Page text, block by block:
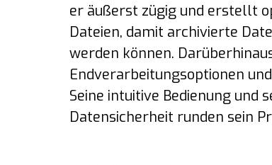
er äußerst zügig und erstellt
Dateien, damit archivierte
werden können.
Endverarbeitungsoptionen
Seine intuitive Bedienung und
Datensicherheit runden sein